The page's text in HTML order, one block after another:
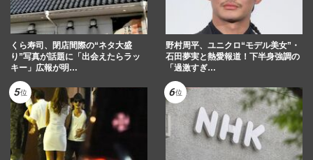
くら寿司、閉店間際の“ネタ大盛
り”写真が話題に「出会えたらラッ
キー」広報が明…
野村周平、ユニクロ“モデル美女”・
石田夢実と熱愛報道！下半身強調の
「過激すぎ…